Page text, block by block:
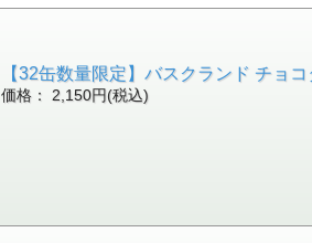
【32缶数量限定】バスクランド チョ
価格： 2,150円(税込)